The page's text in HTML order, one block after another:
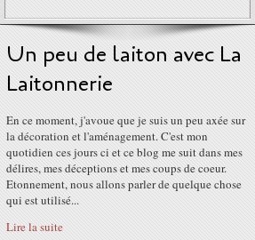
Un peu de laiton avec La
Laitonnerie
En ce moment, j'avoue que je suis un peu axée sur
la décoration et l'aménagement. C'est mon
quotidien ces jours ci et ce blog me suit dans mes
délires, mes déceptions et mes coups de coeur.
Etonnement, nous allons parler de quelque chose
qui est utilisé...
Lire la suite